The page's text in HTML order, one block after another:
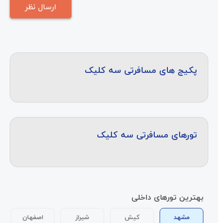
پکیج های مسافرتی سه کلیک
تورهای مسافرتی سه کلیک
بهترین تورهای داخلی
مشهد کیش شیراز اصفهان